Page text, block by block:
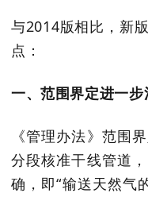
与2014版相比，新版
点：
一、范围界定进一步
《管理办法》范围
分段核准干线管道
确，即“输送天然气